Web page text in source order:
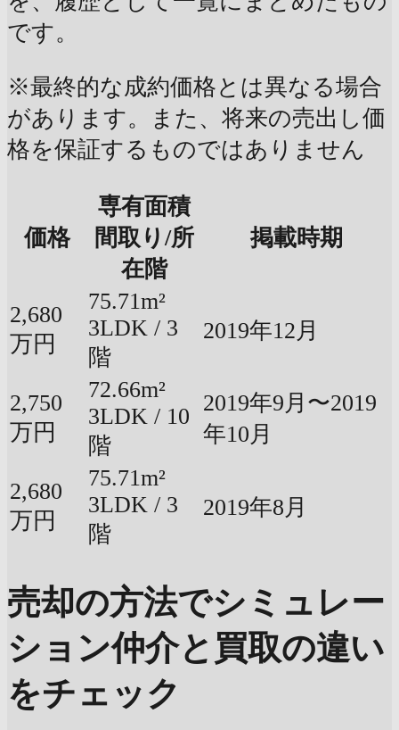
です。
※最終的な成約価格とは異なる場合
があります。また、将来の売出し価
格を保証するものではありません
価格
専有面積
間取り/所
在階
掲載時期
2,680
万円
75.71m²
3LDK / 3
階
2019年12月
2,750
万円
72.66m²
3LDK / 10
階
2019年9月〜2019
年10月
2,680
万円
75.71m²
3LDK / 3
階
2019年8月
売却の方法でシミュレー
ション仲介と買取の違い
をチェック